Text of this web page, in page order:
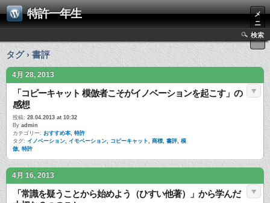
特許一年生
メ
ニ
ュ
ー
検索
タグ › 書評
4月 28, 2013
「コピーキャット 模倣者こそがイノベーションを起こす」の
感想
投稿: 28.04.2013 at 10:32
By admin
カテゴリー: おすすめ本, 特許
タグ: イノベーション, イモベーション, コピーキャット, 商標, 書評, 模
倣, 特許
4月 16, 2013
「常識を疑うことから始めよう（ひすい他著）」から学んだ